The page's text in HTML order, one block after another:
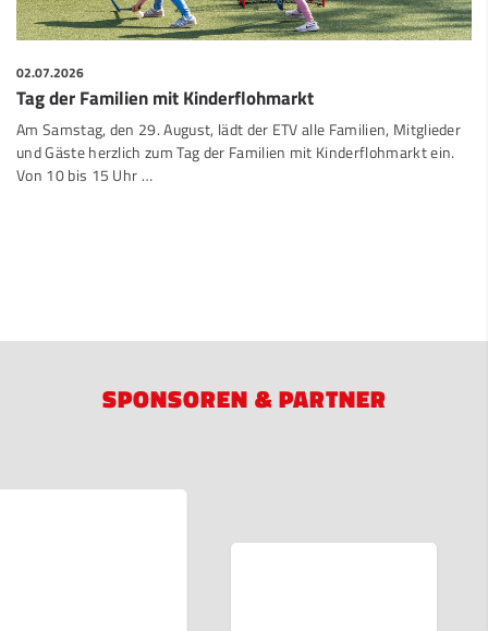
02.07.2026
Tag der Familien mit Kinderflohmarkt
Am Samstag, den 29. August, lädt der ETV alle Familien, Mitglieder
und Gäste herzlich zum Tag der Familien mit Kinderflohmarkt ein.
Von 10 bis 15 Uhr …
SPONSOREN & PARTNER